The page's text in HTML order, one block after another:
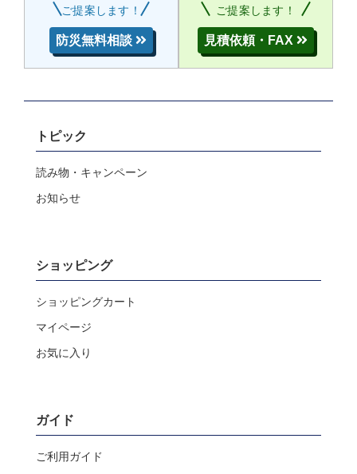
ご提案します！
防災無料相談
ご提案します！
見積依頼・FAX
トピック
読み物・キャンペーン
お知らせ
ショッピング
ショッピングカート
マイページ
お気に入り
ガイド
ご利用ガイド